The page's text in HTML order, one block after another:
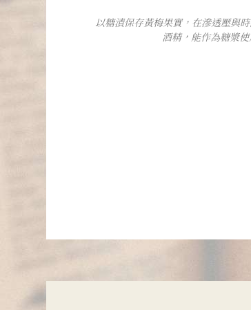
以糖漬保存黃梅果實，在滲透壓與
酒精，能作為糖漿